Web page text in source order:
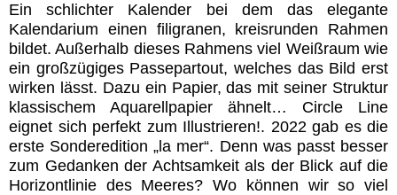
Ein schlichter Kalender bei dem das elegante
Kalendarium einen filigranen, kreisrunden Rahmen
bildet. Außerhalb dieses Rahmens viel Weißraum wie
ein großzügiges Passepartout, welches das Bild erst
wirken lässt. Dazu ein Papier, das mit seiner Struktur
klassischem Aquarellpapier ähnelt… Circle Line
eignet sich perfekt zum Illustrieren!. 2022 gab es die
erste Sonderedition „la mer“. Denn was passt besser
zum Gedanken der Achtsamkeit als der Blick auf die
Horizontlinie des Meeres? Wo können wir so viel